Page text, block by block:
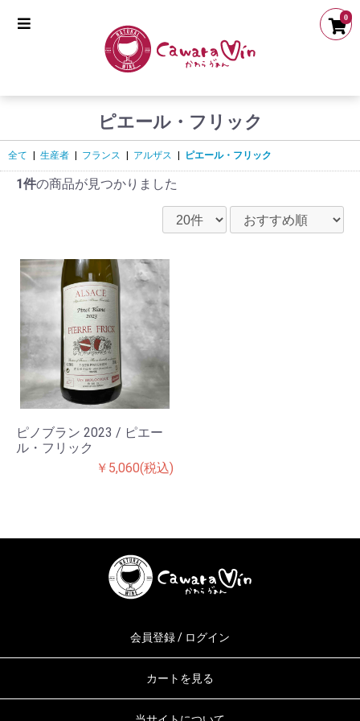
0
ピエール・フリック
全て 生産者 フランス アルザス ピエール・フリック
1件の商品が見つかりました
ピノブラン 2023 / ピエー
ル・フリック
￥5,060(税込)
会員登録 / ログイン
カートを見る